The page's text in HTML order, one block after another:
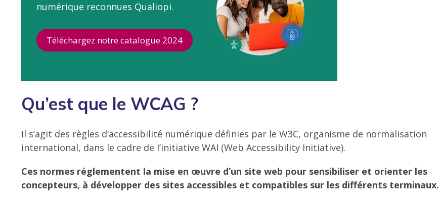
numérique reconnues Qualiopi.
Téléchargez notre catalogue 2024
Qu’est que le WCAG ?
Il s’agit des règles d’accessibilité numérique définies par le W3C, organisme de normalisation
international, dans le cadre de l’initiative WAI (Web Accessibility Initiative).
Ces normes réglementent la mise en œuvre d’un site web pour sensibiliser et orienter les
concepteurs, à développer des sites accessibles et compatibles sur les différents terminaux.